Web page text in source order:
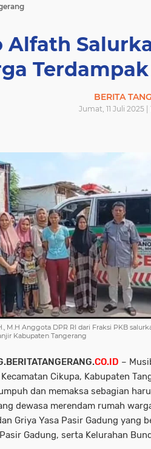
Alfath
BERITA
Jumat, 11 Juli 2025
M.H Anggota DPR RI dari Fraksi PKB
Kabupaten Tangerang
CO.ID –
Cikupa, Kabupaten
dan memaksa sebagian
dewasa merendam rumah
Griya Yasa Pasir Gadung yang
Gadung, serta Kelurahan